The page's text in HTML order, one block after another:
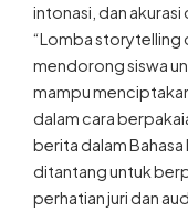
intonasi, dan
“Lomba storytelling
mendorong siswa
mampu
dalam cara
berita dalam Bahasa
ditantang untuk
perhatian juri dan